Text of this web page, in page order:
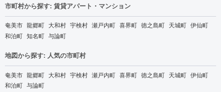
市町村から探す: 賃貸アパート・マンション
奄美市 龍郷町 大和村 宇検村 瀬戸内町 喜界町 徳之島町 天城町 伊仙町
和泊町 知名町 与論町
地図から探す: 人気の市町村
奄美市 龍郷町 大和村 宇検村 瀬戸内町 喜界町 徳之島町 天城町 伊仙町
和泊町 与論町